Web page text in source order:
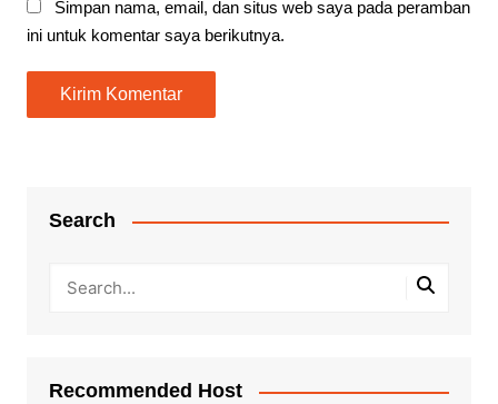
Simpan nama, email, dan situs web saya pada peramban
ini untuk komentar saya berikutnya.
Search
Recommended Host